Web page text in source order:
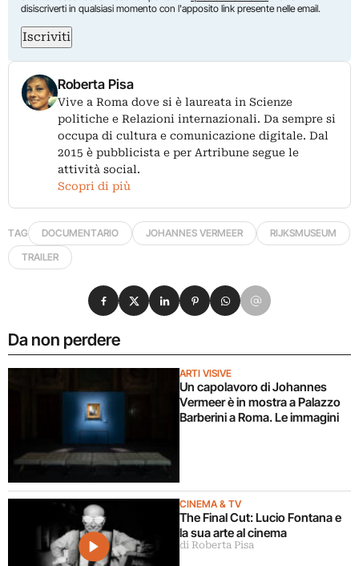
disiscriverti in qualsiasi momento con l'apposito link presente nelle email.
Iscriviti
Roberta Pisa
Vive a Roma dove si è laureata in Scienze
politiche e Relazioni internazionali. Da sempre si
occupa di cultura e comunicazione digitale. Dal
2015 è pubblicista e per Artribune segue le
attività social.
Scopri di più
TAG DOCUMENTARIO JOHANNES VERMEER
RIJKSMUSEUM
TRAILER
Da non perdere
ARTI VISIVE
Un capolavoro di Johannes
Vermeer è in mostra a Palazzo
Barberini a Roma. Le immagini
CINEMA & TV
The Final Cut: Lucio Fontana e
la sua arte al cinema
di Roberta Pisa
Condividi su Facebook
Condividi su X
Condividi su LinkedIn
Condividi su Pinterest
Condividi su WhatsApp
Condividi su Email